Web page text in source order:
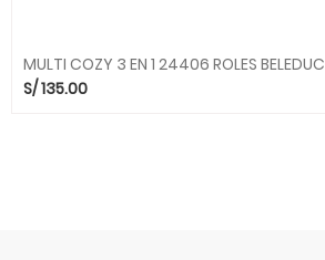
MULTI COZY 3 EN 1 24406 ROLES BELEDUC
S/135.00